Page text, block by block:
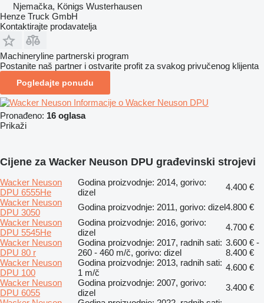
Njemačka, Königs Wusterhausen
Henze Truck GmbH
Kontaktirajte prodavatelja
Machineryline partnerski program
Postanite naš partner i ostvarite profit za svakog privučenog klijenta
Pogledajte ponudu
Informacije o Wacker Neuson DPU
Pronađeno: 16 oglasa
Prikaži
Cijene za Wacker Neuson DPU građevinski strojevi
Wacker Neuson
DPU 6555He
Godina proizvodnje: 2014, gorivo:
dizel
4.400 €
Wacker Neuson
DPU 3050
Godina proizvodnje: 2011, gorivo: dizel4.800 €
Wacker Neuson
DPU 5545He
Godina proizvodnje: 2016, gorivo:
dizel
4.700 €
Wacker Neuson
DPU 80 r
Godina proizvodnje: 2017, radnih sati:
260 - 460 m/č, gorivo: dizel
3.600 € -
8.400 €
Wacker Neuson
DPU 100
Godina proizvodnje: 2013, radnih sati:
1 m/č
4.600 €
Wacker Neuson
DPU 6055
Godina proizvodnje: 2007, gorivo:
dizel
3.400 €